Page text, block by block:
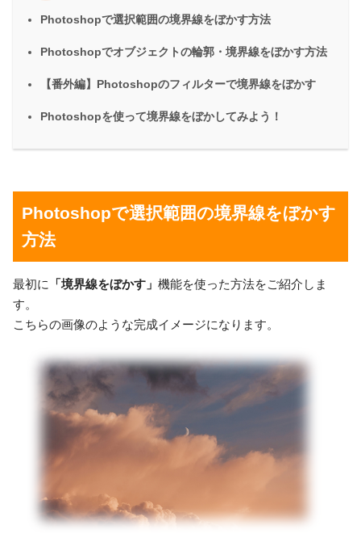
Photoshopで選択範囲の境界線をぼかす方法
Photoshopでオブジェクトの輪郭・境界線をぼかす方法
【番外編】Photoshopのフィルターで境界線をぼかす
Photoshopを使って境界線をぼかしてみよう！
Photoshopで選択範囲の境界線をぼかす
方法
最初に 「境界線をぼかす」 機能を使った方法をご紹介しま
す。
こちらの画像のような完成イメージになります。